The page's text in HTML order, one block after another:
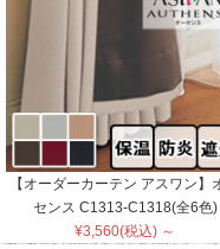
【オーダーカーテン アスワン】
センス C1313-C1318(全6色)
¥3,560(税込) ～